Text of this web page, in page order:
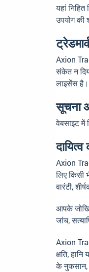
यहां
उपयोग की
Axion
संकेत न
लाइसेंस है।
सूचना
वेबसाइट में
दायित्व
Axion
लिए किसी
वारंटी,
आपके
जांच,
Axion
क्षति,
के नुकसान,